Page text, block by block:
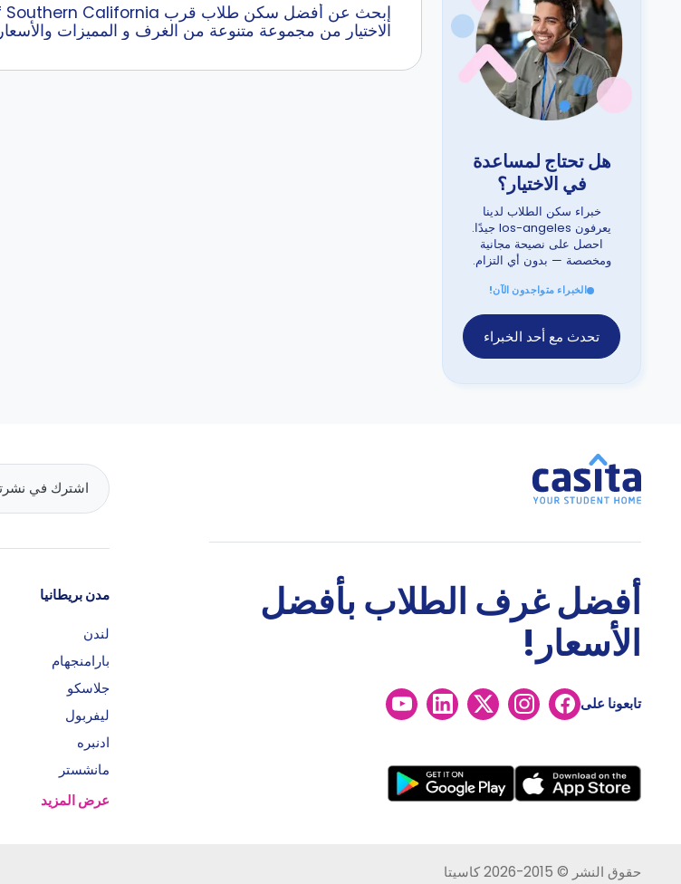
هل تحتاج لمساعدة
في الاختيار؟
خبراء سكن الطلاب لدينا
يعرفون los-angeles جيدًا.
احصل على نصيحة مجانية
ومخصصة — بدون أي التزام.
الخبراء متواجدون الآن!
تحدث مع أحد الخبراء
الاختيار من مجموعة متنوعة من الغرف و المميزات والأسعار
أفضل غرف الطلاب بأفضل
الأسعار!
تابعونا على
مدن بريطانيا
لندن
بارامنجهام
جلاسكو
ليفربول
ادنبره
مانشستر
عرض المزيد
حقوق النشر © 2015-2026 كاسيتا